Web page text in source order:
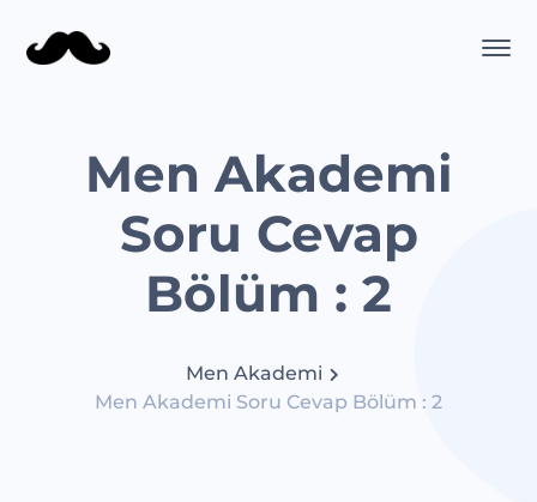
Men Akademi
Soru Cevap
Bölüm : 2
Men Akademi
Men Akademi Soru Cevap Bölüm : 2